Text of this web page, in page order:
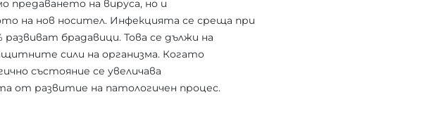
предаването на вируса, но и
на нов носител. Инфекцията се среща при
брадавици. Това се дължи на
сили на организма. Когато
състояние се увеличава
от развитие на патологичен процес.